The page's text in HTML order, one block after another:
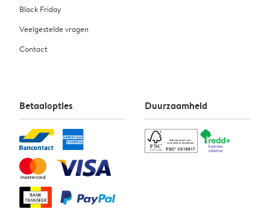
Black Friday
Veelgestelde vragen
Contact
Betaalopties Duurzaamheid